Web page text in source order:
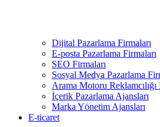
Dijital Pazarlama Firmaları
E-posta Pazarlama Firmaları
SEO Firmaları
Sosyal Medya Pazarlama
Arama Motoru Reklamcılığı
İçerik Pazarlama Ajansları
Marka Yönetim Ajansları
E-ticaret